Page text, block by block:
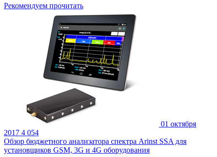
Рекомендуем прочитать
01 октября
2017 4 054
Обзор бюджетного анализатора спектра Arinst SSA для
установщиков GSM, 3G и 4G оборудования